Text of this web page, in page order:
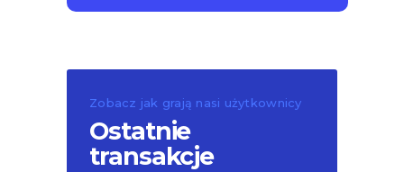
Zobacz jak grają nasi użytkownicy
Ostatnie
transakcje